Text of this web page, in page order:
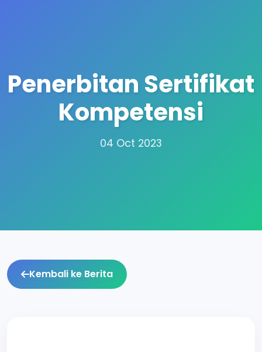
Penerbitan Sertifikat
Kompetensi
04 Oct 2023
Kembali ke Berita